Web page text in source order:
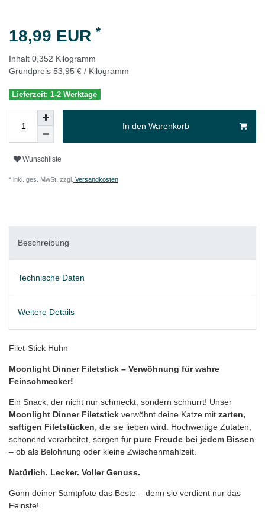
18,99 EUR *
Inhalt 0,352 Kilogramm
Grundpreis 53,95 € / Kilogramm
Lieferzeit: 1-2 Werktage
In den Warenkorb
Wunschliste
* inkl. ges. MwSt. zzgl. Versandkosten
Beschreibung
Technische Daten
Weitere Details
Filet-Stick Huhn
Moonlight Dinner Filetstick – Verwöhnung für wahre
Feinschmecker!
Ein Snack, der nicht nur schmeckt, sondern schnurrt! Unser
Moonlight Dinner Filetstick verwöhnt deine Katze mit zarten,
saftigen Filetstücken , die sie lieben wird. Hochwertige Zutaten,
schonend verarbeitet, sorgen für pure Freude bei jedem Bissen
– ob als Belohnung oder kleine Zwischenmahlzeit.
Natürlich. Lecker. Voller Genuss.
Gönn deiner Samtpfote das Beste – denn sie verdient nur das
Feinste!